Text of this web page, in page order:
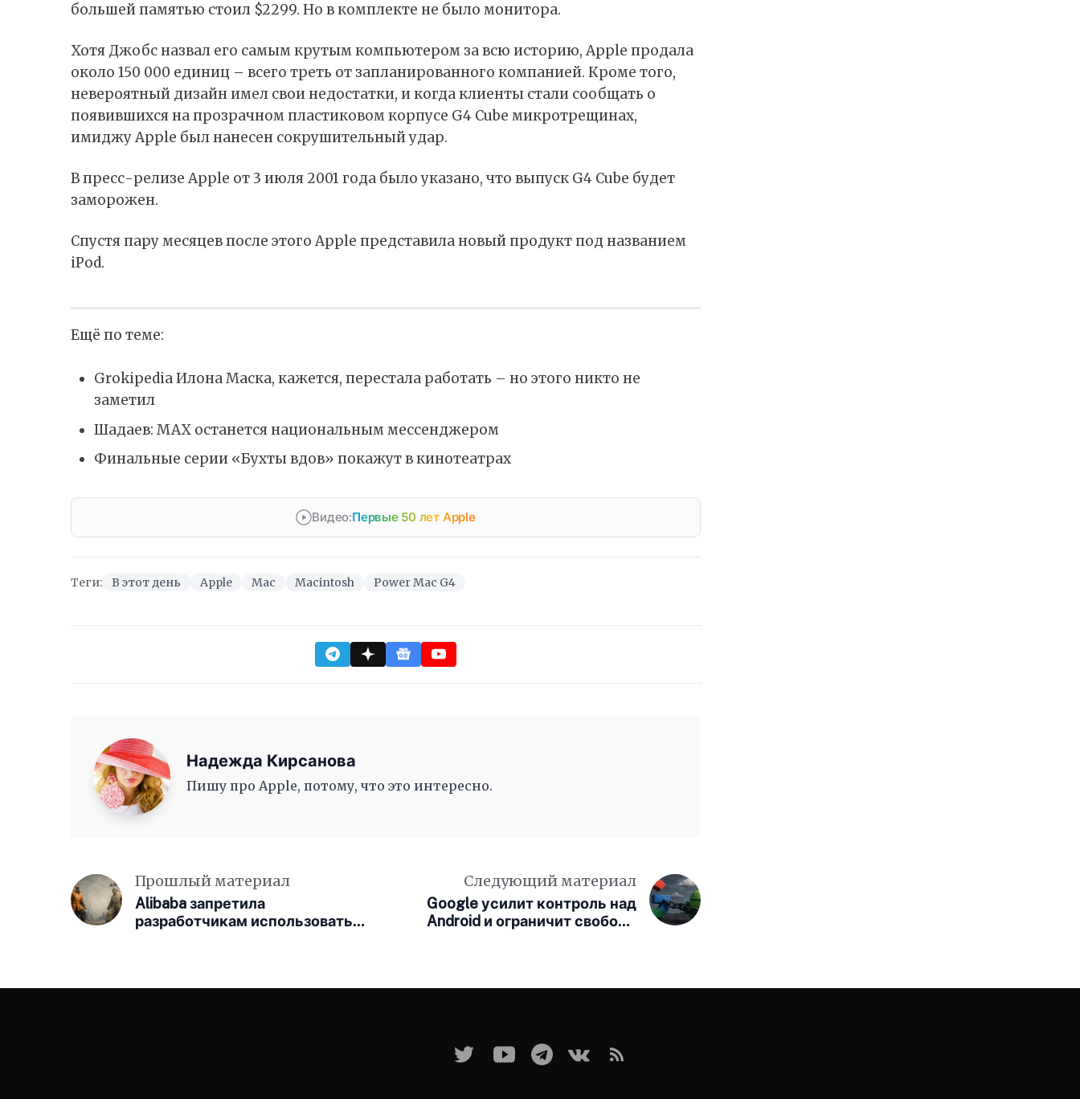
большей памятью стоил $2299. Но в комплекте не было монитора.
Хотя Джобс назвал его самым крутым компьютером за всю историю, Apple продала
около 150 000 единиц – всего треть от запланированного компанией. Кроме того,
невероятный дизайн имел свои недостатки, и когда клиенты стали сообщать о
появившихся на прозрачном пластиковом корпусе G4 Cube микротрещинах,
имиджу Apple был нанесен сокрушительный удар.
В пресс-релизе Apple от 3 июля 2001 года было указано, что выпуск G4 Cube будет
заморожен.
Спустя пару месяцев после этого Apple представила новый продукт под названием
iPod.
Ещё по теме:
Grokipedia Илона Маска, кажется, перестала работать – но этого никто не
заметил
Шадаев: MAX останется национальным мессенджером
Финальные серии «Бухты вдов» покажут в кинотеатрах
Видео:Первые 50 лет Apple
Теги: В этот день Apple Mac Macintosh Power Mac G4
Надежда Кирсанова
Пишу про Apple, потому, что это интересно.
Прошлый материал
Alibaba запретила
разработчикам использовать
Следующий материал
Google усилит контроль над
Android и ограничит свободу